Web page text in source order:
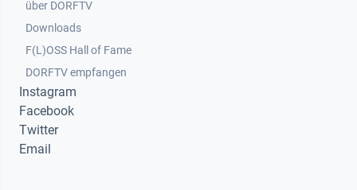
über DORFTV
Downloads
F(L)OSS Hall of Fame
Footer 4
DORFTV empfangen
Instagram
Facebook
Twitter
Email